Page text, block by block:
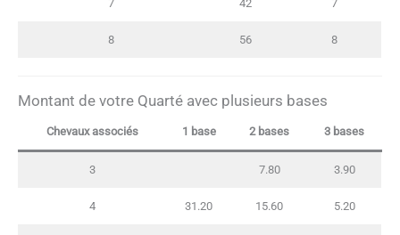
7 42 7
8 56 8
Montant de votre Quarté avec plusieurs bases
Chevaux associés 1 base 2 bases 3 bases
3 7.80 3.90
4 31.20 15.60 5.20